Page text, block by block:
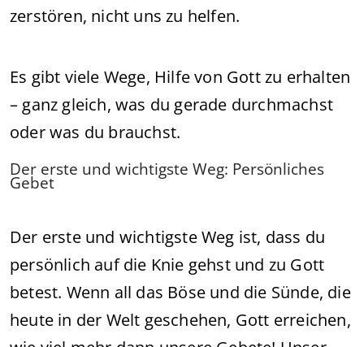
zerstören, nicht uns zu helfen.
Es gibt viele Wege, Hilfe von Gott zu erhalten
– ganz gleich, was du gerade durchmachst
oder was du brauchst.
Der erste und wichtigste Weg: Persönliches
Gebet
Der erste und wichtigste Weg ist, dass du
persönlich auf die Knie gehst und zu Gott
betest. Wenn all das Böse und die Sünde, die
heute in der Welt geschehen, Gott erreichen,